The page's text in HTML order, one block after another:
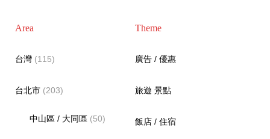
Area
台灣(115)
台北市(203)
中山區 / 大同區 (50)
Theme
廣告 / 優惠
旅遊 景點
飯店 / 住宿